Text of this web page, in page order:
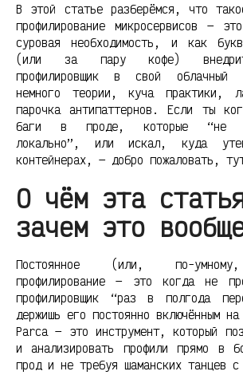
В этой статье разберёмся, что
профилирование микросервисов —
суровая необходимость, и как
(или за пару кофе)
профилировщик в свой облачный
немного теории, куча практики,
парочка антипаттернов. Если ты
баги в проде, которые “не
локально”, или искал, куда
контейнерах, — добро пожаловать,
О чём эта
зачем это
Постоянное (или, по-
профилирование — это когда не
профилировщик “раз в полгода
держишь его постоянно включённым
Parca — это инструмент, который
и анализировать профили прямо в
прод и не требуя шаманских танцев с